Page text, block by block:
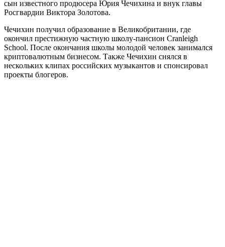
сын известного продюсера Юрия Чечихина и внук главы
Росгвардии Виктора Золотова.
Чечихин получил образование в Великобритании, где
окончил престижную частную школу-пансион Cranleigh
School. После окончания школы молодой человек занимался
криптовалютным бизнесом. Также Чечихин снялся в
нескольких клипах российских музыкантов и спонсировал
проекты блогеров.